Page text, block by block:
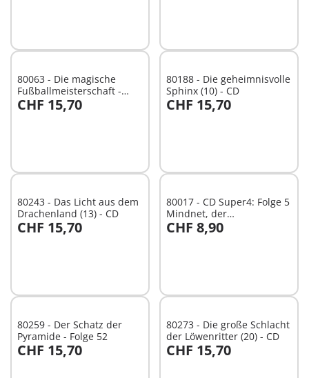
80063 - Die magische
Fußballmeisterschaft -
Folge 60
CHF 15,70
In den Warenkorb
80188 - Die geheimnisvolle
Sphinx (10) - CD
CHF 15,70
In den Warenkorb
80243 - Das Licht aus dem
Drachenland (13) - CD
CHF 15,70
In den Warenkorb
80017 - CD Super4: Folge 5
Mindnet, der
Supercomputer
CHF 8,90
In den Warenkorb
80259 - Der Schatz der
Pyramide - Folge 52
CHF 15,70
In den Warenkorb
80273 - Die große Schlacht
der Löwenritter (20) - CD
CHF 15,70
In den Warenkorb